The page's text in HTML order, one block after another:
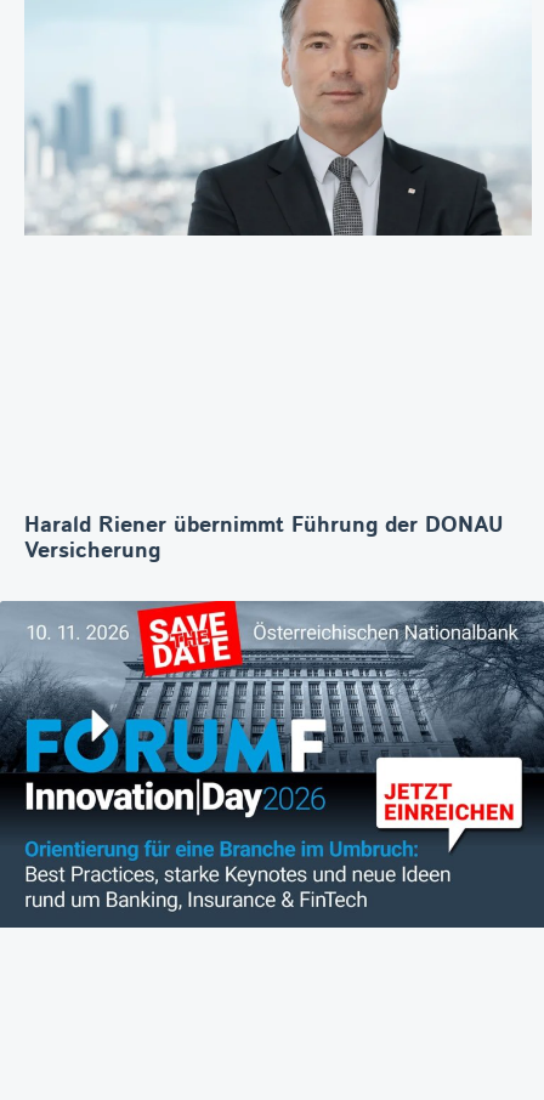
Harald Riener übernimmt Führung der DONAU
Versicherung